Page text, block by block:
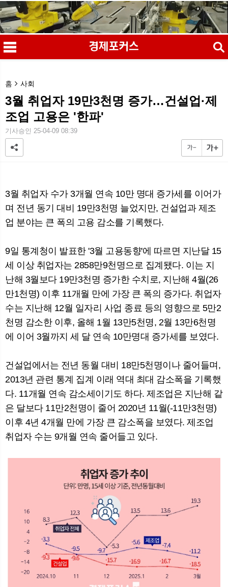
메
뉴
홈 사회
3월 취업자 19만3천명 증가…건설업·제
조업 고용은 '한파'
기사승인 25-04-09 08:39
3월 취업자 수가 3개월 연속 10만 명대 증가세를 이어가
며 전년 동기 대비 19만3천명 늘었지만, 건설업과 제조
업 분야는 큰 폭의 고용 감소를 기록했다.
9일 통계청이 발표한 '3월 고용동향'에 따르면 지난달 15
세 이상 취업자는 2858만9천명으로 집계됐다. 이는 지
난해 3월보다 19만3천명 증가한 수치로, 지난해 4월(26
만1천명) 이후 11개월 만에 가장 큰 폭의 증가다. 취업자
수는 지난해 12월 일자리 사업 종료 등의 영향으로 5만2
천명 감소한 이후, 올해 1월 13만5천명, 2월 13만6천명
에 이어 3월까지 세 달 연속 10만명대 증가세를 보였다.
건설업에서는 전년 동월 대비 18만5천명이나 줄어들며,
2013년 관련 통계 집계 이래 역대 최대 감소폭을 기록했
다. 11개월 연속 감소세이기도 하다. 제조업은 지난해 같
은 달보다 11만2천명이 줄어 2020년 11월(-11만3천명)
이후 4년 4개월 만에 가장 큰 감소폭을 보였다. 제조업
취업자 수는 9개월 연속 줄어들고 있다.